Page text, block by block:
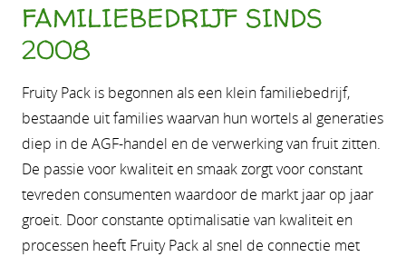
FAMILIEBEDRIJF SINDS
2008
Fruity Pack is begonnen als een klein familiebedrijf,
bestaande uit families waarvan hun wortels al generaties
diep in de AGF-handel en de verwerking van fruit zitten.
De passie voor kwaliteit en smaak zorgt voor constant
tevreden consumenten waardoor de markt jaar op jaar
groeit. Door constante optimalisatie van kwaliteit en
processen heeft Fruity Pack al snel de connectie met